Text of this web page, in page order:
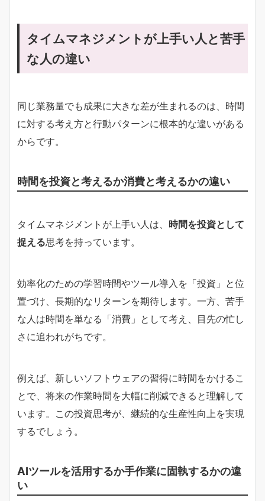
タイムマネジメントが上手い人と苦手
な人の違い
同じ業務量でも成果に大きな差が生まれるのは、時間
に対する考え方と行動パターンに根本的な違いがある
からです。
時間を投資と考えるか消費と考えるかの違い
タイムマネジメントが上手い人は、 時間を投資として
捉える思考を持っています。
効率化のための学習時間やツール導入を「投資」と位
置づけ、長期的なリターンを期待します。一方、苦手
な人は時間を単なる「消費」として考え、目先の忙し
さに追われがちです。
例えば、新しいソフトウェアの習得に時間をかけるこ
とで、将来の作業時間を大幅に削減できると理解して
います。この投資思考が、継続的な生産性向上を実現
するでしょう。
AIツールを活用するか手作業に固執するかの違
い